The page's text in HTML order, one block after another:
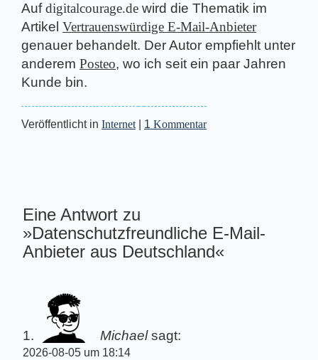
Aufdigitalcourage.de wird die Thematik im
Artikel Vertrauenswürdige E-Mail-Anbieter
genauer behandelt. Der Autor empfiehlt unter
anderem Posteo, wo ich seit ein paar Jahren
Kunde bin.
Veröffentlicht in Internet 1 Kommentar
Eine Antwort zu
»Datenschutzfreundliche E-Mail-
Anbieter aus Deutschland«
Michaelsagt:
2026-08-05 um 18:14